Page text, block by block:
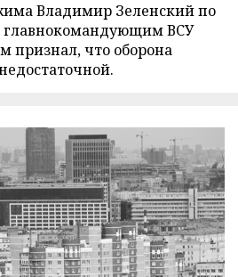
Владимир Зеленский по
главнокомандующим ВСУ
что оборона